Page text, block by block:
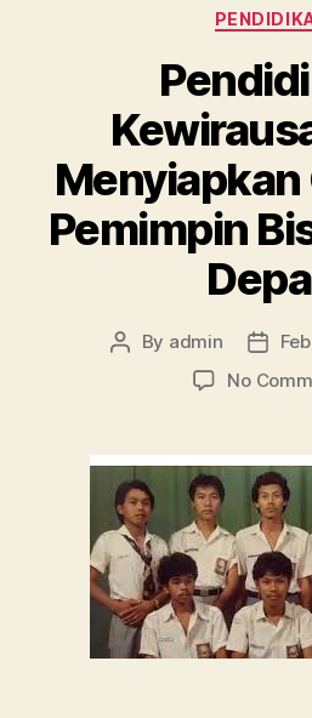
Menyiapkan
Pemimpin
Post
By admin
Post
date
No